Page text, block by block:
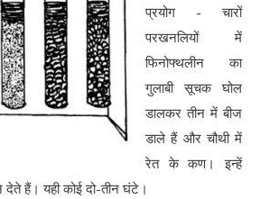
प्रयोग - चारों
परखनलियों में
फिनोफ्थलीन का
गुलाबी सूचक घोल
डालकर तीन में बीज
डाले हैं और चौथी में
रेत के कण। इन्हें
देते हैं। यही कोई दो-तीन घंटे।